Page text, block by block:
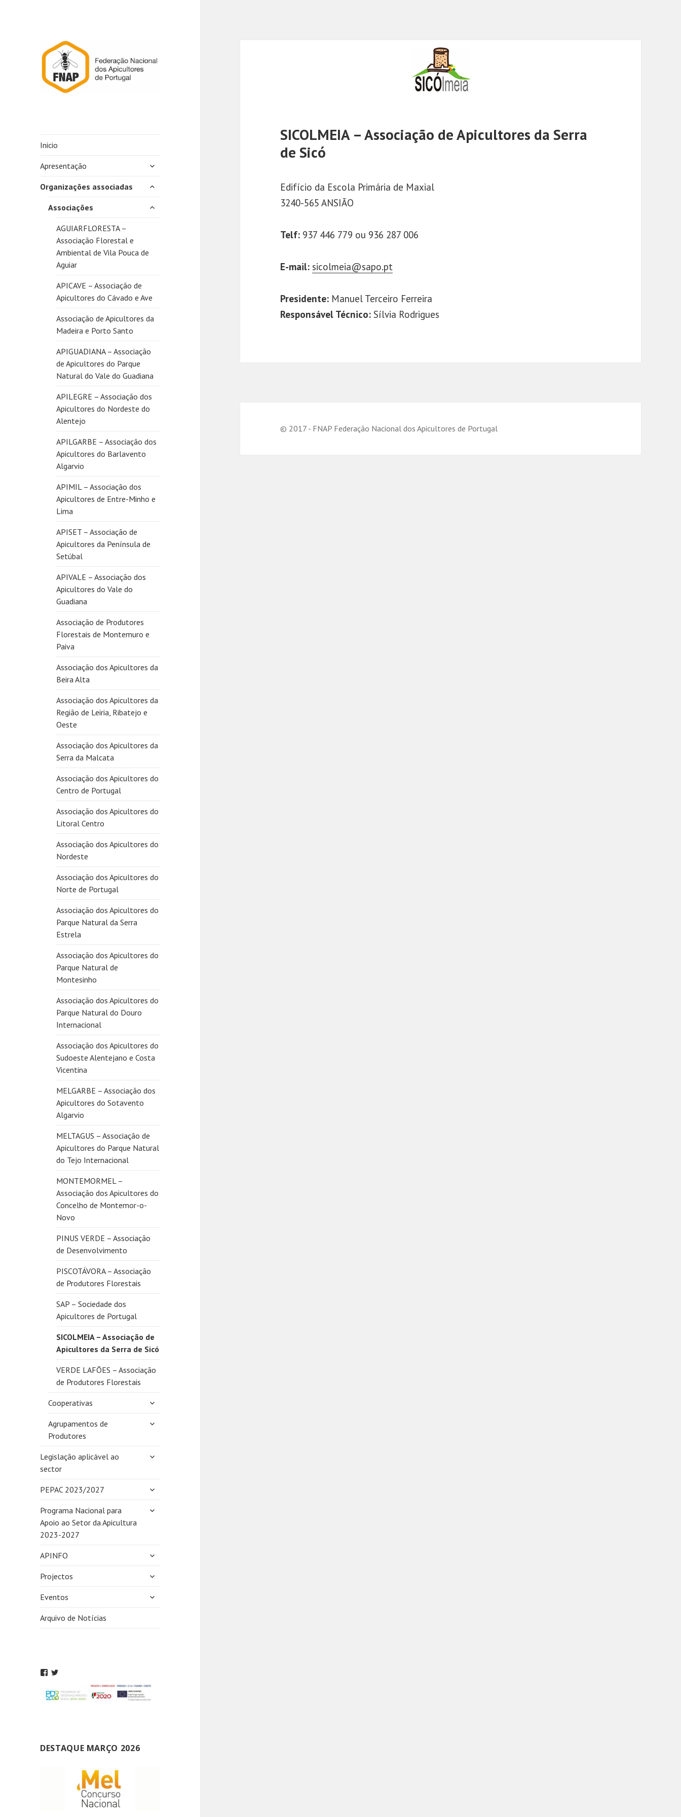
Inicio
Apresentação
expandir
Organizações associadas
expandir
Associações
expandir
AGUIARFLORESTA –
Associação Florestal e
Ambiental de Vila Pouca de
Aguiar
APICAVE – Associação de
Apicultores do Cávado e Ave
Associação de Apicultores da
Madeira e Porto Santo
APIGUADIANA – Associação
de Apicultores do Parque
Natural do Vale do Guadiana
APILEGRE – Associação dos
Apicultores do Nordeste do
Alentejo
APILGARBE – Associação dos
Apicultores do Barlavento
Algarvio
APIMIL – Associação dos
Apicultores de Entre-Minho e
Lima
APISET – Associação de
Apicultores da Península de
Setúbal
APIVALE – Associação dos
Apicultores do Vale do
Guadiana
Associação de Produtores
Florestais de Montemuro e
Paiva
Associação dos Apicultores da
Beira Alta
Associação dos Apicultores da
Região de Leiria, Ribatejo e
Oeste
Associação dos Apicultores da
Serra da Malcata
Associação dos Apicultores do
Centro de Portugal
Associação dos Apicultores do
Litoral Centro
Associação dos Apicultores do
Nordeste
Associação dos Apicultores do
Norte de Portugal
Associação dos Apicultores do
Parque Natural da Serra
Estrela
Associação dos Apicultores do
Parque Natural de
Montesinho
Associação dos Apicultores do
Parque Natural do Douro
Internacional
Associação dos Apicultores do
Sudoeste Alentejano e Costa
Vicentina
MELGARBE – Associação dos
Apicultores do Sotavento
Algarvio
MELTAGUS – Associação de
Apicultores do Parque Natural
do Tejo Internacional
MONTEMORMEL –
Associação dos Apicultores do
Concelho de Montemor-o-
Novo
PINUS VERDE – Associação
de Desenvolvimento
PISCOTÁVORA – Associação
de Produtores Florestais
SAP – Sociedade dos
Apicultores de Portugal
SICOLMEIA – Associação de
Apicultores da Serra de Sicó
VERDE LAFÕES – Associação
de Produtores Florestais
Cooperativas
expandir
Agrupamentos de
Produtores
expandir
Legislação aplicável ao
sector
expandir
PEPAC 2023/2027
expandir
Programa Nacional para
Apoio ao Setor da Apicultura
2023-2027
expandir
APINFO
expandir
Projectos
expandir
Eventos
expandir
Arquivo de Notícias
DESTAQUE MARÇO 2026
SICOLMEIA – Associação de Apicultores da Serra
de Sicó
Edifício da Escola Primária de Maxial
3240-565 ANSIÃO
Telf: 937 446 779 ou 936 287 006
E-mail: sicolmeia@sapo.pt
Presidente: Manuel Terceiro Ferreira
Responsável Técnico: Sílvia Rodrigues
© 2017 - FNAP Federação Nacional dos Apicultores de Portugal